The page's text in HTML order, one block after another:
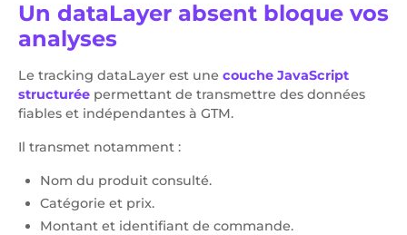
Un dataLayer absent bloque vos
analyses
Le tracking dataLayer est une couche JavaScript
structurée permettant de transmettre des données
fiables et indépendantes à GTM.
Il transmet notamment :
Nom du produit consulté.
Catégorie et prix.
Montant et identifiant de commande.